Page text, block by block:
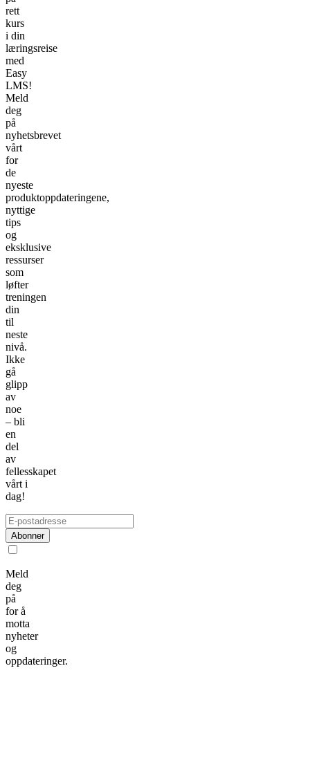
rett
kurs
i din
læringsreise
med
Easy
LMS!
Meld
deg
på
nyhetsbrevet
vårt
for
de
nyeste
produktoppdateringene,
nyttige
tips
og
eksklusive
ressurser
som
løfter
treningen
din
til
neste
nivå.
Ikke
gå
glipp
av
noe
– bli
en
del
av
fellesskapet
vårt i
dag!
Abonner
Meld
deg
på
for å
motta
nyheter
og
oppdateringer.